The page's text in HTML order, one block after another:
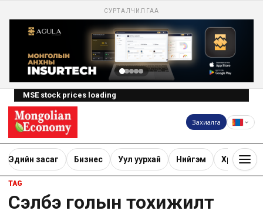
СУРТАЛЧИЛГАА
MSE stock prices loading
Захиалга
Эдийн засаг Бизнес Уул уурхай Нийгэм Хөрөнгө
TAG
Сэлбэ голын тохижилт